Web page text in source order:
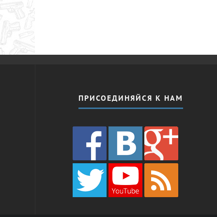
ПРИСОЕДИНЯЙСЯ К НАМ